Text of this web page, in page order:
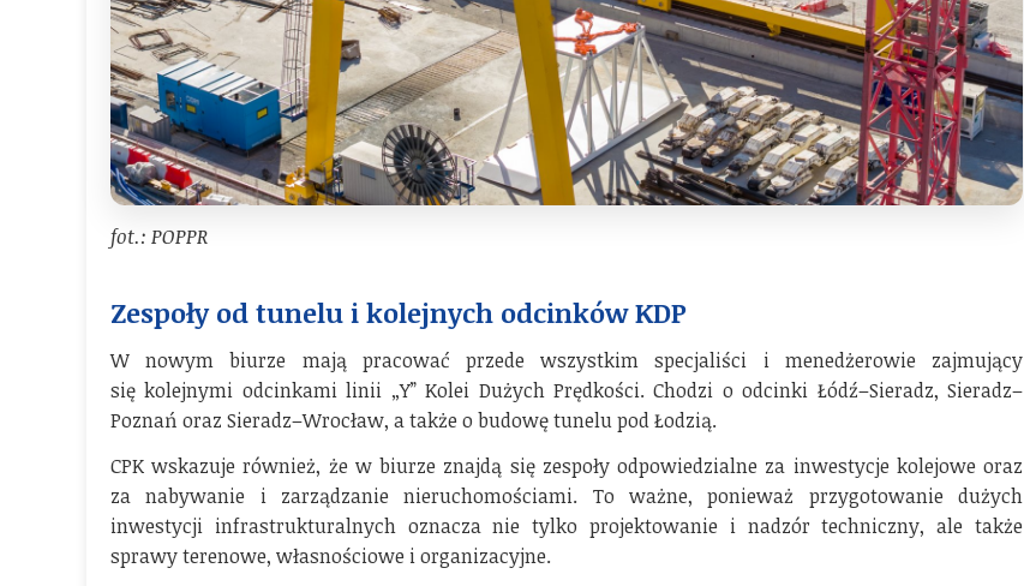
fot.: POPPR
Zespoły od tunelu i kolejnych odcinków KDP
W nowym biurze mają pracować przede wszystkim specjaliści i menedżerowie zajmujący
się kolejnymi odcinkami linii „Y” Kolei Dużych Prędkości. Chodzi o odcinki Łódź–Sieradz, Sieradz–
Poznań oraz Sieradz–Wrocław, a także o budowę tunelu pod Łodzią.
CPK wskazuje również, że w biurze znajdą się zespoły odpowiedzialne za inwestycje kolejowe oraz
za nabywanie i zarządzanie nieruchomościami. To ważne, ponieważ przygotowanie dużych
inwestycji infrastrukturalnych oznacza nie tylko projektowanie i nadzór techniczny, ale także
sprawy terenowe, własnościowe i organizacyjne.